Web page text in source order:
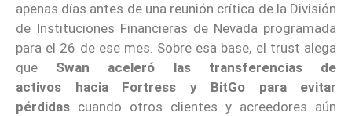
apenas días antes de una reunión crítica de la División
de Instituciones Financieras de Nevada programada
para el 26 de ese mes. Sobre esa base, el trust alega
que Swan aceleró las transferencias de
activos hacia Fortress y BitGo para evitar
pérdidas cuando otros clientes y acreedores aún